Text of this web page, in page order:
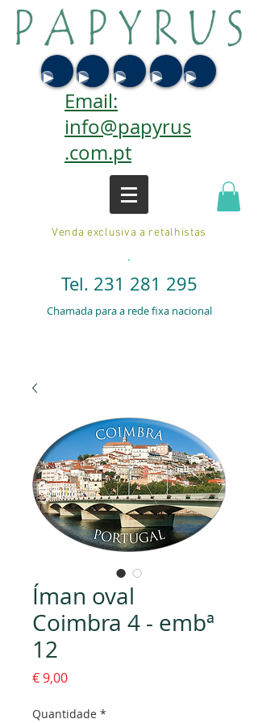
Email:
info@papyrus
.com.pt
Venda exclusiva a retalhistas
.
Tel. 231 281 295
Chamada para a rede fixa nacional
Íman oval
Coimbra 4 - embª
12
€ 9,00Preço
Quantidade *